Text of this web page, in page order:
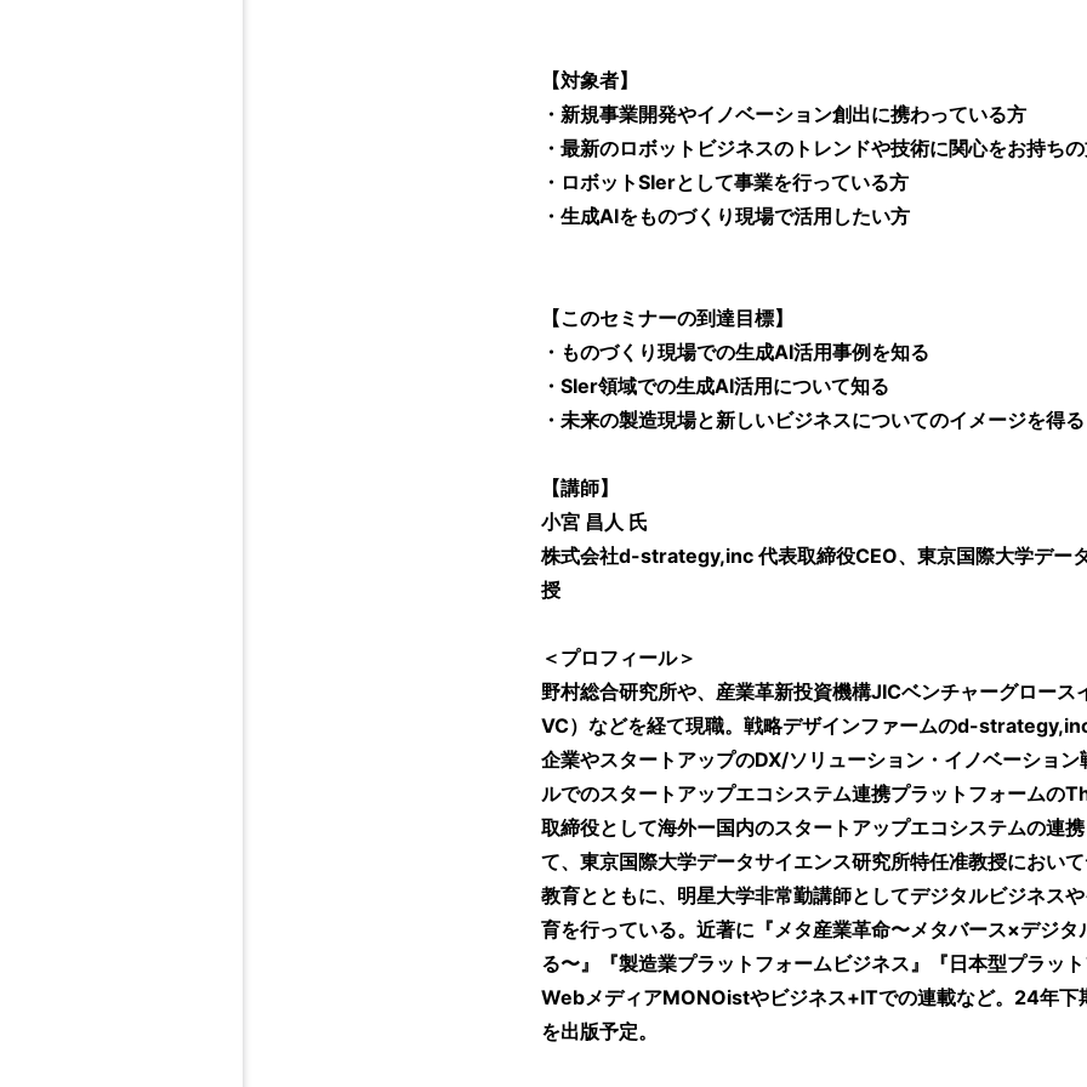
【対象者】
・新規事業開発やイノベーション創出に携わっている方
・最新のロボットビジネスのトレンドや技術に関心をお持ち
・ロボットSIerとして事業を行っている方
・生成AIをものづくり現場で活用したい方
【このセミナーの到達目標】
・ものづくり現場での生成AI活用事例を知る
・SIer領域での生成AI活用について知る
・未来の製造現場と新しいビジネスについてのイメージを得る
【講師】
小宮 昌人 氏
株式会社d-strategy,inc 代表取締役CEO、東京国際大学デー
授
＜プロフィール＞
野村総合研究所や、産業革新投資機構JICベンチャーグロース
VC）などを経て現職。戦略デザインファームのd-
企業やスタートアップのDX/ソリューション・イノベーショ
ルでのスタートアップエコシステム連携プラットフォーム
取締役として海外ー国内のスタートアップエコシステムの連
て、東京国際大学データサイエンス研究所特任准教授におい
教育とともに、明星大学非常勤講師としてデジタルビジネス
育を行っている。近著に『メタ産業革命〜メタバース×デジ
る〜』『製造業プラットフォームビジネス』『日本型プラッ
WebメディアMONOistやビジネス+ITでの連載など。24年下
を出版予定。